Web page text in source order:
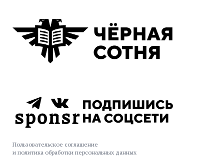
Пользовательское соглашение
и политика обработки персональных данных